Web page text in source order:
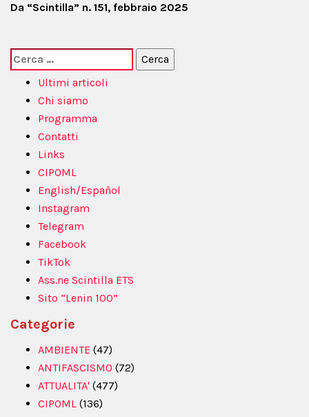
Da “Scintilla” n. 151, febbraio 2025
Ricerca
per:
Ultimi articoli
Chi siamo
Programma
Contatti
Links
CIPOML
English/Español
Instagram
Telegram
Facebook
TikTok
Ass.ne Scintilla ETS
Sito “Lenin 100”
Categorie
AMBIENTE (47)
ANTIFASCISMO (72)
ATTUALITA' (477)
CIPOML (136)